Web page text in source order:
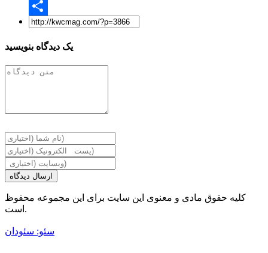
Twitter
Share
یک دیدگاه بنویسید
ارسال دیدگاه
کلیه حقوق مادی و معنوی این سایت برای این مجموعه محفوظ
است.
سئو: سئودان